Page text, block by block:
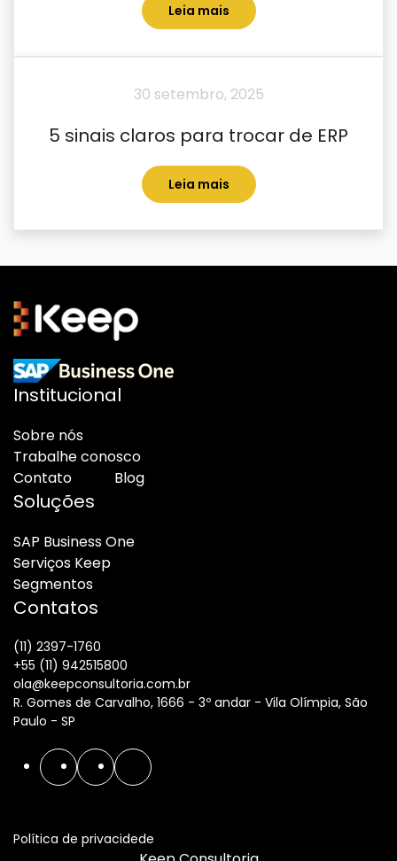
Leia mais
30 setembro, 2025
5 sinais claros para trocar de ERP
Leia mais
Institucional
Sobre nós
Trabalhe conosco
Contato
Blog
Soluções
SAP Business One
Serviços Keep
Segmentos
Contatos
(11) 2397-1760
+55 (11) 942515800
ola@keepconsultoria.com.br
R. Gomes de Carvalho, 1666 - 3º andar - Vila Olímpia, São
Paulo - SP
Política de privacidede